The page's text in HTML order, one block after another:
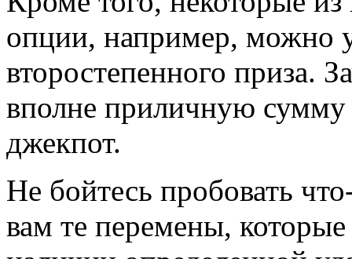
опции, например, можно
второстепенного приза.
вполне приличную сумму
джекпот.
Не бойтесь пробовать
вам те перемены,